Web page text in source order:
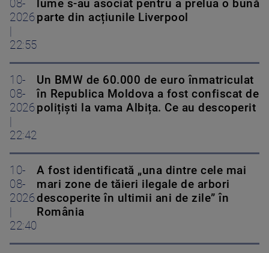
08-
2026
|
22:55
lume s-au asociat pentru a prelua o bună
parte din acțiunile Liverpool
10-
08-
2026
|
22:42
Un BMW de 60.000 de euro înmatriculat
în Republica Moldova a fost confiscat de
polițiști la vama Albița. Ce au descoperit
10-
08-
2026
|
22:40
A fost identificată „una dintre cele mai
mari zone de tăieri ilegale de arbori
descoperite în ultimii ani de zile” în
România